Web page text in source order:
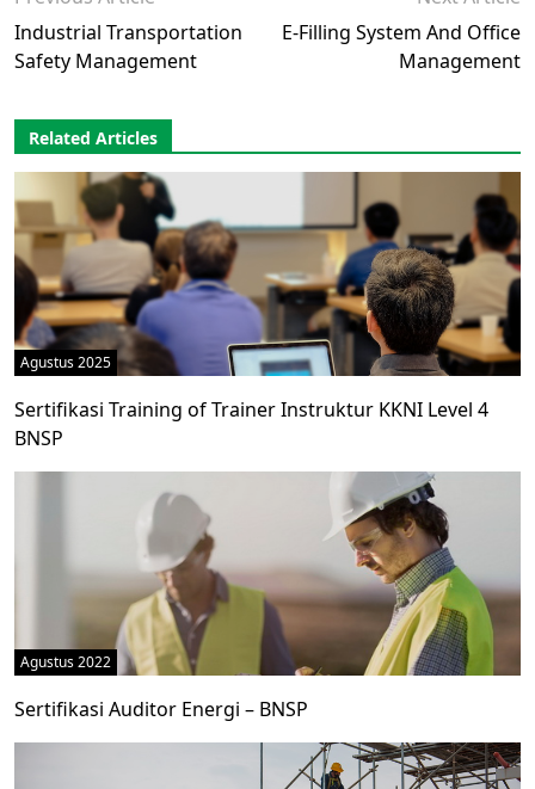
Industrial Transportation
Safety Management
E-Filling System And Office
Management
Related Articles
Agustus 2025
Sertifikasi Training of Trainer Instruktur KKNI Level 4
BNSP
Agustus 2022
Sertifikasi Auditor Energi – BNSP